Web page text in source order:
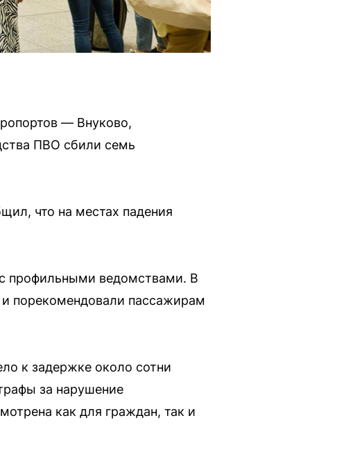
— Внуково,
ПВО сбили семь
что на местах падения
профильными ведомствами. В
порекомендовали пассажирам
к задержке около сотни
за нарушение
как для граждан, так и